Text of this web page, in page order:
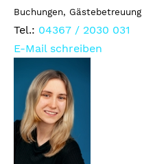
Buchungen, Gästebetreuung
Tel.: 04367 / 2030 031
E-Mail schreiben